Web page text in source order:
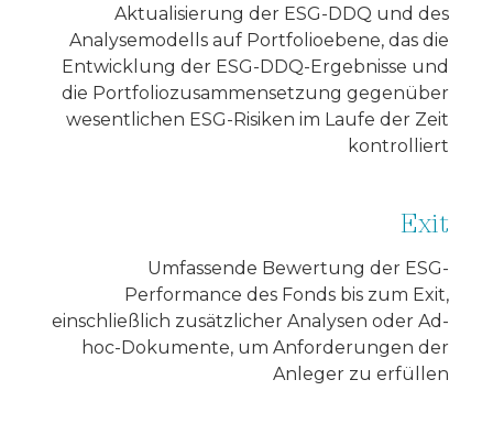
Aktualisierung der ESG-DDQ und des
Analysemodells auf Portfolioebene, das die
Entwicklung der ESG-DDQ-Ergebnisse und
die Portfoliozusammensetzung gegenüber
wesentlichen ESG-Risiken im Laufe der Zeit
kontrolliert
Exit
Umfassende Bewertung der ESG-
Performance des Fonds bis zum Exit,
einschließlich zusätzlicher Analysen oder Ad-
hoc-Dokumente, um Anforderungen der
Anleger zu erfüllen